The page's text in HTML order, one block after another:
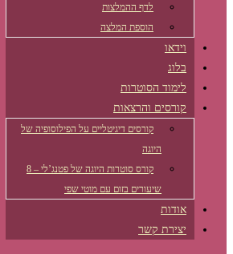
לדף ההמלצות
הוספת המלצה
וידאו
בלוג
לימוד הסוטרות
קורסים והרצאות
קורסים דיגיטליים על הפילוסופיה של
היוגה
קורס סוטרות היוגה של פטנג’לי – 8
שיעורים בזום עם מוטי שפי
אודות
יצירת קשר